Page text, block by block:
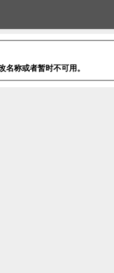
称或者暂时不可用。